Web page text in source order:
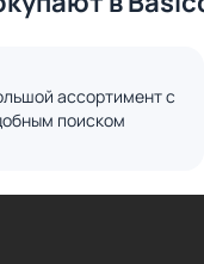
ассортимент с
поиском